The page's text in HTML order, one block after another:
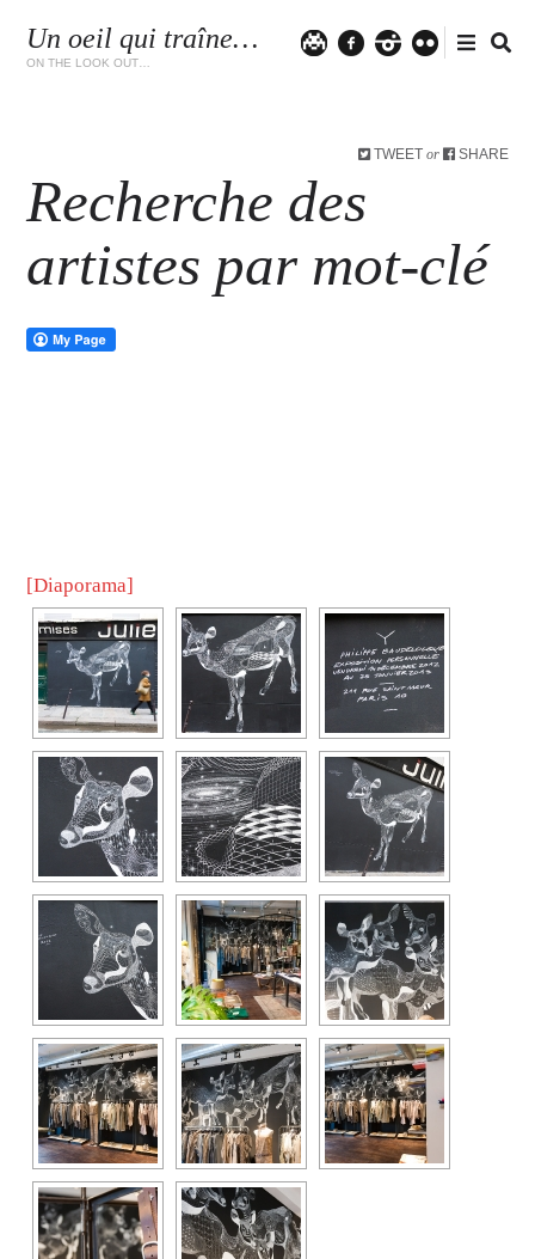
Un oeil qui traîne…
ON THE LOOK OUT…
TWEET or SHARE
Recherche des
artistes par mot-clé
[Diaporama]